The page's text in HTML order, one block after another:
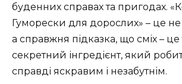
буденних справах та пригодах.
Гуморески для дорослих» – це
а справжня підказка, що сміх – це
секретний інгредієнт, який
справді яскравим і незабутнім.